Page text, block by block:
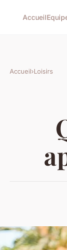
Accueil
Accueil›Loisirs